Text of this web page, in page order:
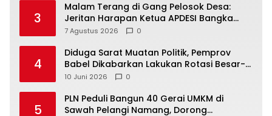
3
Malam Terang di Gang Pelosok Desa:
Jeritan Harapan Ketua APDESI Bangka
Tengah untuk PLN Babel
7 Agustus 2026 0
4
‎Diduga Sarat Muatan Politik, Pemprov
Babel Dikabarkan Lakukan Rotasi Besar-
10 Juni 2026 0
5
‎PLN Peduli Bangun 40 Gerai UMKM di
Sawah Pelangi Namang, Dorong